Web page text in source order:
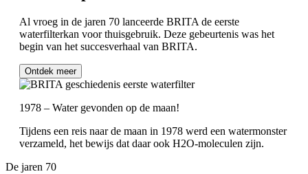
Al vroeg in de jaren 70 lanceerde BRITA de eerste
waterfilterkan voor thuisgebruik. Deze gebeurtenis was het
begin van het succesverhaal van BRITA.
Ontdek meer
1978 – Water gevonden op de maan!
Tijdens een reis naar de maan in 1978 werd een watermonster
verzameld, het bewijs dat daar ook H2O-moleculen zijn.
De jaren 70